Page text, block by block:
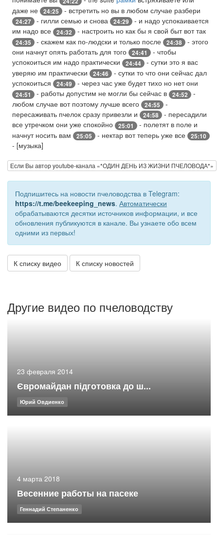
даже не
24:25 - встретить но вы в любом случае разбери
24:27 - гилли семью и снова 24:29
- и надо успокаивается
им надо все
24:32 - настроить но как бы я свой быт вот так
24:35 - скажем как по-людски и только после 24:38
- этого
они начнут опять работать для того
24:41
- чтобы
успокоиться им надо практически
24:44
- сутки это я вас
уверяю им практически
24:46
- сутки то что они сейчас дал
успокоиться
24:49 - через час уже будет тихо но нет они
24:51 - работы допустим не могли бы сейчас в 24:52
-
любом случае вот поэтому лучше всего
24:55
-
пересаживать пчелок сразу привезли и
24:58
- пересадили
все утречком они уже спокойно
25:01
- полетят в поле и
начнут носить вам
25:05 - нектар вот теперь уже все 25:10
- [музыка]
Если Вы автор youtube-канала «*ОДИН ДЕНЬ ИЗ ЖИЗНИ ПЧЕЛОВОДА*»
Подпишитесь на новости пчеловодства в Telegram:
https://t.me/beekeeping_news. Автоматически
обрабатываются десятки источников информации, и все
обновления публикуются в канале. Вы узнаете обо всем
одними из первых!
К списку видео К списку новостей
Другие видео по пчеловодству
23 февраля 2014
Євромайдан підготовка до ш...
Юрий Овдиенко
4 марта 2018
Весенние работы на пасеке
Геннадий Степаненко